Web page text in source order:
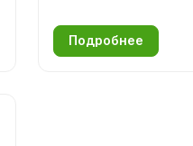
Подробнее